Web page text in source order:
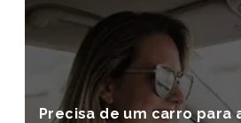
Precisa de um carro para